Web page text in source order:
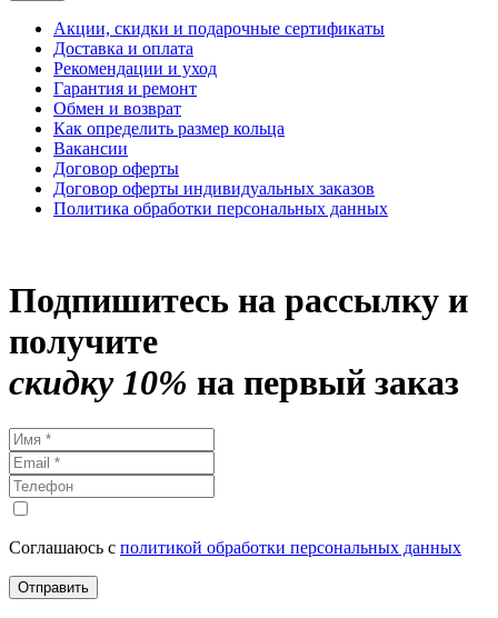
Акции, скидки и подарочные сертификаты
Доставка и оплата
Рекомендации и уход
Гарантия и ремонт
Обмен и возврат
Как определить размер кольца
Вакансии
Договор оферты
Договор оферты индивидуальных заказов
Политика обработки персональных данных
Подпишитесь на рассылку и
получите
скидку 10% на первый заказ
Соглашаюсь с политикой обработки персональных данных